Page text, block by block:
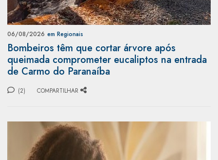
06/08/2026 em Regionais
Bombeiros têm que cortar árvore após
queimada comprometer eucaliptos na entrada
de Carmo do Paranaíba
(2) COMPARTILHAR